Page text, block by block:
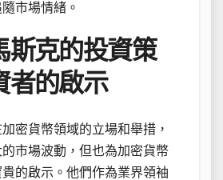
市場情緒。
斯克的投資策
者的啟示
密貨幣領域的立場和舉措，
市場波動，但也為加密貨幣
的啟示。他們作為業界領袖